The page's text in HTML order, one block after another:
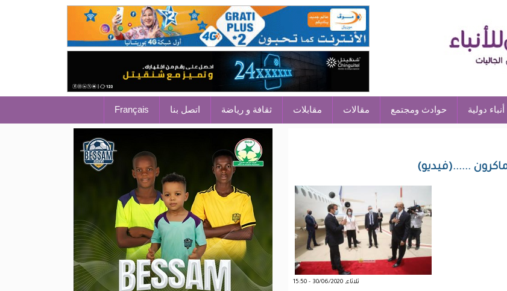
أنباء دولية حوادث ومجتمع مقالات مقابلات ثقافة و رياضة اتصل بنا Français
......(فيديو)
ثلاثاء, 30/06/2020 - 15:50